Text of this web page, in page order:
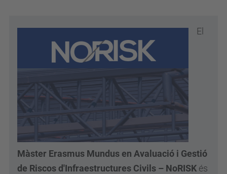
El
Màster Erasmus Mundus en Avaluació i Gestió
de Riscos d'Infraestructures Civils – NoRISK és